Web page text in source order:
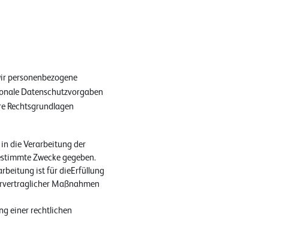
personenbezogene
Datenschutzvorgaben
Rechtsgrundlagen
die Verarbeitung der
Zwecke gegeben.
ist für dieErfüllung
Maßnahmen
einer rechtlichen